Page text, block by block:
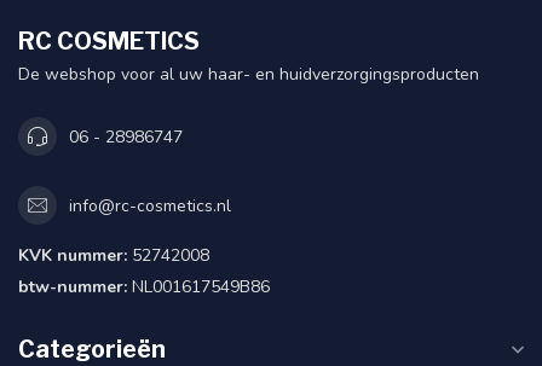
RC COSMETICS
De webshop voor al uw haar- en huidverzorgingsproducten
06 - 28986747
info@rc-cosmetics.nl
KVK nummer: 52742008
btw-nummer: NL001617549B86
Categorieën